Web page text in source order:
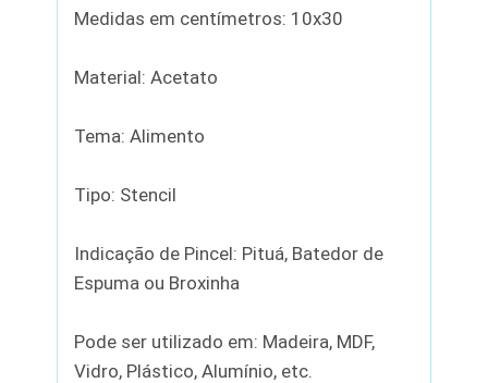
Medidas em centímetros: 10x30
Material: Acetato
Tema: Alimento
Tipo: Stencil
Indicação de Pincel: Pituá, Batedor de
Espuma ou Broxinha
Pode ser utilizado em: Madeira, MDF,
Vidro, Plástico, Alumínio, etc.